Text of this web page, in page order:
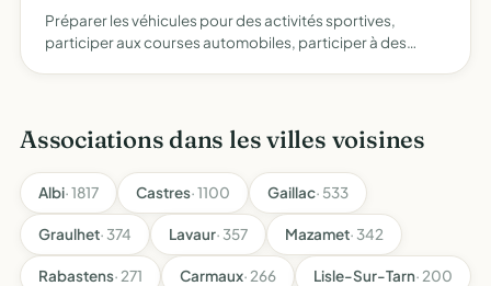
Préparer les véhicules pour des activités sportives,
participer aux courses automobiles, participer à des
Associations dans les villes voisines
Albi· 1817 Castres· 1100 Gaillac· 533
Graulhet· 374 Lavaur· 357 Mazamet· 342
Rabastens· 271 Carmaux· 266 Lisle-Sur-Tarn· 200